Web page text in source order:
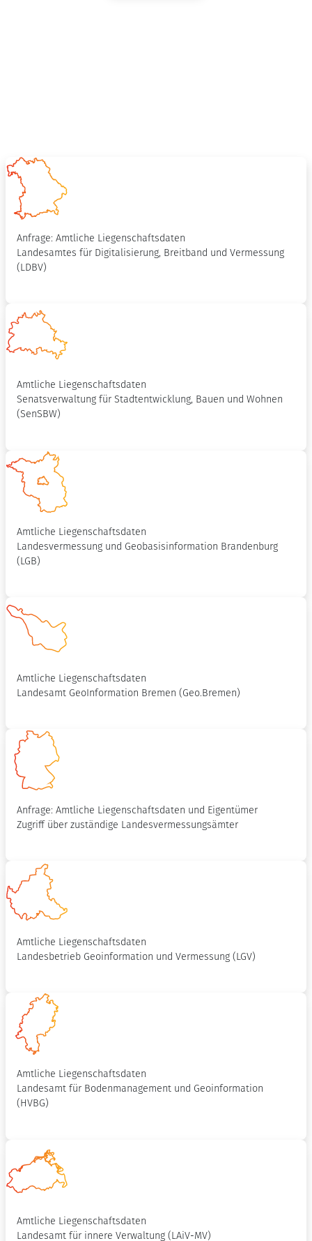
Anfrage: Amtliche Liegenschaftsdaten
Landesamtes für Digitalisierung, Breitband und Vermessung
(LDBV)
Amtliche Liegenschaftsdaten
Senatsverwaltung für Stadtentwicklung, Bauen und Wohnen
(SenSBW)
Amtliche Liegenschaftsdaten
Landesvermessung und Geobasisinformation Brandenburg
(LGB)
Amtliche Liegenschaftsdaten
Landesamt GeoInformation Bremen (Geo.Bremen)
Anfrage: Amtliche Liegenschaftsdaten und Eigentümer
Zugriff über zuständige Landesvermessungsämter
Amtliche Liegenschaftsdaten
Landesbetrieb Geoinformation und Vermessung (LGV)
Amtliche Liegenschaftsdaten
Landesamt für Bodenmanagement und Geoinformation
(HVBG)
Amtliche Liegenschaftsdaten
Landesamt für innere Verwaltung (LAiV-MV)